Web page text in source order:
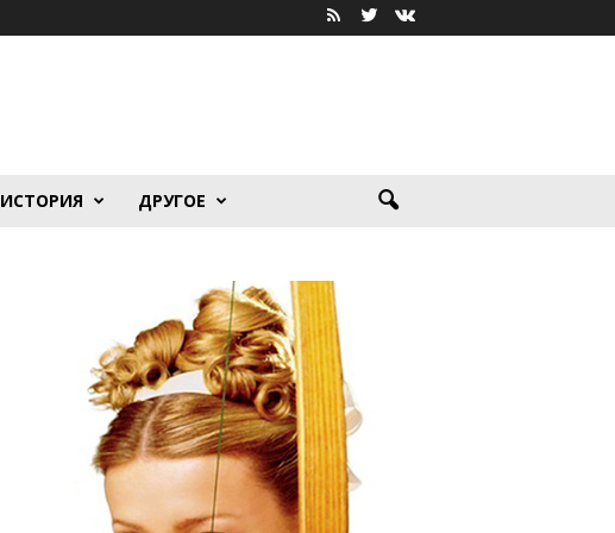
ИСТОРИЯ ДРУГОЕ